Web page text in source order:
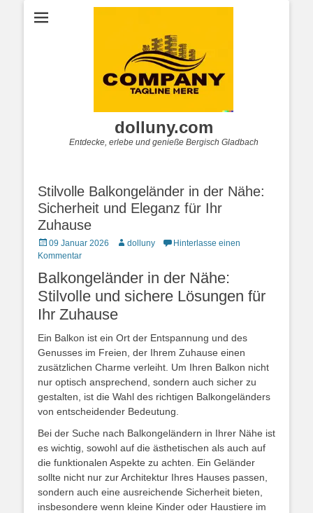
dolluny.com
Entdecke, erlebe und genieße Bergisch Gladbach
Stilvolle Balkongeländer in der Nähe:
Sicherheit und Eleganz für Ihr
Zuhause
Posted
on
09 Januar 2026 Autordolluny
Hinterlasse einen
Kommentar
Balkongeländer in der Nähe:
Stilvolle und sichere Lösungen für
Ihr Zuhause
Ein Balkon ist ein Ort der Entspannung und des
Genusses im Freien, der Ihrem Zuhause einen
zusätzlichen Charme verleiht. Um Ihren Balkon nicht
nur optisch ansprechend, sondern auch sicher zu
gestalten, ist die Wahl des richtigen Balkongeländers
von entscheidender Bedeutung.
Bei der Suche nach Balkongeländern in Ihrer Nähe ist
es wichtig, sowohl auf die ästhetischen als auch auf
die funktionalen Aspekte zu achten. Ein Geländer
sollte nicht nur zur Architektur Ihres Hauses passen,
sondern auch eine ausreichende Sicherheit bieten,
insbesondere wenn kleine Kinder oder Haustiere im